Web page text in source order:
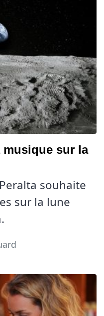
musique sur la
souhaite
sur la lune